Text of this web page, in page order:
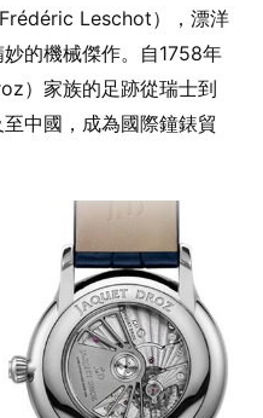
Leschot），漂洋
的機械傑作。自1758年
）家族的足跡從瑞士到
中國，成為國際鐘錶貿